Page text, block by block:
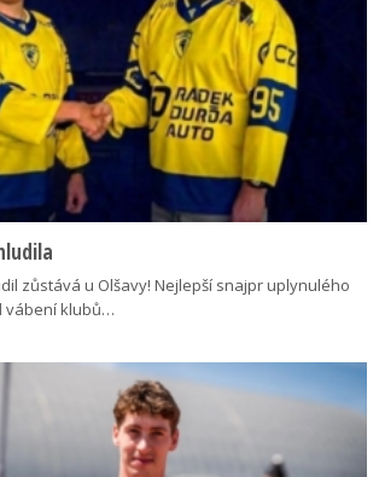
zůstává u Olšavy! Nejlepší snajpr uplynulého
vábení klubů…